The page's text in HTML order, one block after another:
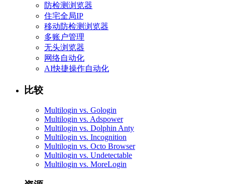
防检测浏览器
住宅全局IP
移动防检测浏览器
多账户管理
无头浏览器
网络自动化
AI快捷操作自动化
比较
Multilogin vs. Gologin
Multilogin vs. Adspower
Multilogin vs. Dolphin Anty
Multilogin vs. Incognition
Multilogin vs. Octo Browser
Multilogin vs. Undetectable
Multilogin vs. MoreLogin